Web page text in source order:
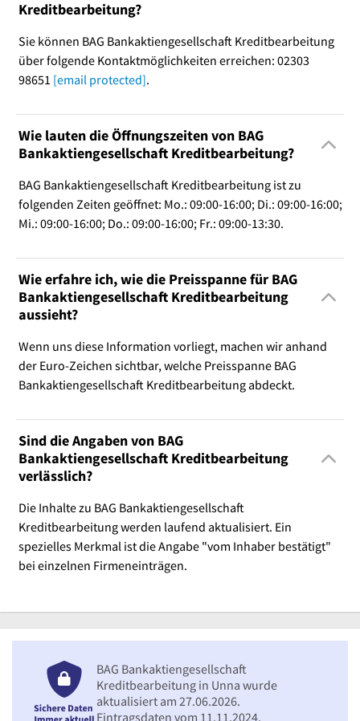
Kreditbearbeitung?
Sie können BAG Bankaktiengesellschaft Kreditbearbeitung
über folgende Kontaktmöglichkeiten erreichen: 02303
98651 [email protected].
Wie lauten die Öffnungszeiten von BAG
Bankaktiengesellschaft Kreditbearbeitung?
BAG Bankaktiengesellschaft Kreditbearbeitung ist zu
folgenden Zeiten geöffnet: Mo.: 09:00-16:00; Di.: 09:00-16:00;
Mi.: 09:00-16:00; Do.: 09:00-16:00; Fr.: 09:00-13:30.
Wie erfahre ich, wie die Preisspanne für BAG
Bankaktiengesellschaft Kreditbearbeitung
aussieht?
Wenn uns diese Information vorliegt, machen wir anhand
der Euro-Zeichen sichtbar, welche Preisspanne BAG
Bankaktiengesellschaft Kreditbearbeitung abdeckt.
Sind die Angaben von BAG
Bankaktiengesellschaft Kreditbearbeitung
verlässlich?
Die Inhalte zu BAG Bankaktiengesellschaft
Kreditbearbeitung werden laufend aktualisiert. Ein
spezielles Merkmal ist die Angabe "vom Inhaber bestätigt"
bei einzelnen Firmeneinträgen.
BAG Bankaktiengesellschaft
Kreditbearbeitung in Unna wurde
aktualisiert am 27.06.2026.
Eintragsdaten vom 11.11.2024.